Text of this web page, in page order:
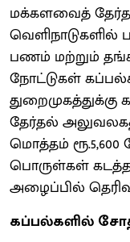
மக்களவைத்
வெளிநாடுகளில்
பணம் மற்றும்
நோட்டுகள்
தேர்தல்
மொத்தம்
பொருள்கள்
அழைப்பில்
கப்பல்களில்